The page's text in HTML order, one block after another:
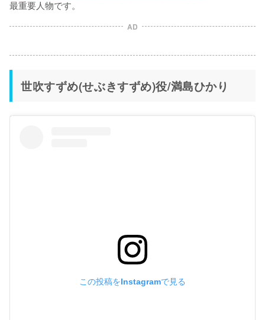
最重要人物です。
AD
世吹すずめ(せぶきすずめ)役/満島ひかり
この投稿をInstagramで見る